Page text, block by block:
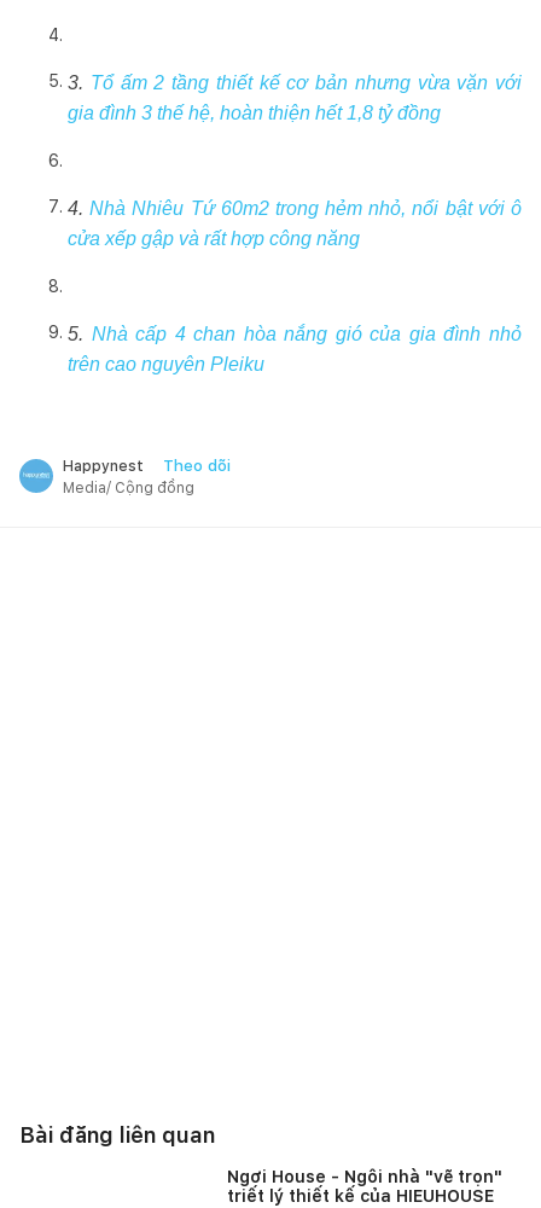
3. Tổ ấm 2 tầng thiết kế cơ bản nhưng vừa vặn với
gia đình 3 thế hệ, hoàn thiện hết 1,8 tỷ đồng
4.Nhà Nhiêu Tứ 60m2 trong hẻm nhỏ, nổi bật với ô
cửa xếp gập và rất hợp công năng
5. Nhà cấp 4 chan hòa nắng gió của gia đình nhỏ
trên cao nguyên Pleiku
Happynest Theo dõi
Media/ Cộng đồng
Bài đăng liên quan
Ngơi House - Ngôi nhà "vẽ trọn"
triết lý thiết kế của HIEUHOUSE